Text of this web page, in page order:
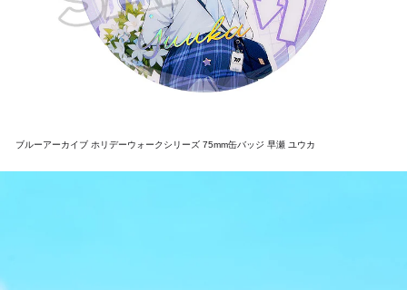
ブルーアーカイブ ホリデーウォークシリーズ 75mm缶バッジ 早瀬 ユウカ